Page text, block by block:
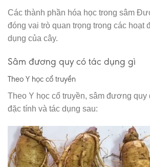
Các thành phần hóa học trong sâm
đóng vai trò quan trọng trong các hoạt
dụng của cây.
Sâm đương quy có tác dụng gì
Theo Y học cổ truyền
Theo Y học cổ truyền, sâm đương
đặc tính và tác dụng sau: